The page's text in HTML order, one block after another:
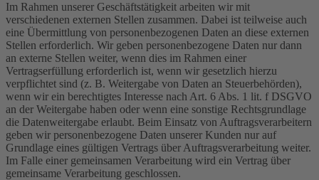
Im Rahmen unserer Geschäftstätigkeit arbeiten wir mit
verschiedenen externen Stellen zusammen. Dabei ist teilweise auch
eine Übermittlung von personenbezogenen Daten an diese externen
Stellen erforderlich. Wir geben personenbezogene Daten nur dann
an externe Stellen weiter, wenn dies im Rahmen einer
Vertragserfüllung erforderlich ist, wenn wir gesetzlich hierzu
verpflichtet sind (z. B. Weitergabe von Daten an Steuerbehörden),
wenn wir ein berechtigtes Interesse nach Art. 6 Abs. 1 lit. f DSGVO
an der Weitergabe haben oder wenn eine sonstige Rechtsgrundlage
die Datenweitergabe erlaubt. Beim Einsatz von Auftragsverarbeitern
geben wir personenbezogene Daten unserer Kunden nur auf
Grundlage eines gültigen Vertrags über Auftragsverarbeitung weiter.
Im Falle einer gemeinsamen Verarbeitung wird ein Vertrag über
gemeinsame Verarbeitung geschlossen.